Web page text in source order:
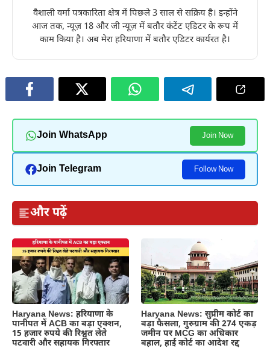
वैशाली वर्मा पत्रकारिता क्षेत्र में पिछले 3 साल से सक्रिय है। इन्होंने
आज तक, न्यूज़ 18 और जी न्यूज़ में बतौर कंटेंट एडिटर के रूप में
काम किया है। अब मेरा हरियाणा में बतौर एडिटर कार्यरत है।
Join WhatsApp Join Now
Join Telegram Follow Now
और पढ़ें
Haryana News: हरियाणा के
पानीपत में ACB का बड़ा एक्शन,
15 हजार रुपये की रिश्वत लेते
पटवारी और सहायक गिरफ्तार
Haryana News: सुप्रीम कोर्ट का
बड़ा फैसला, गुरुग्राम की 274 एकड़
जमीन पर MCG का अधिकार
बहाल, हाई कोर्ट का आदेश रद्द